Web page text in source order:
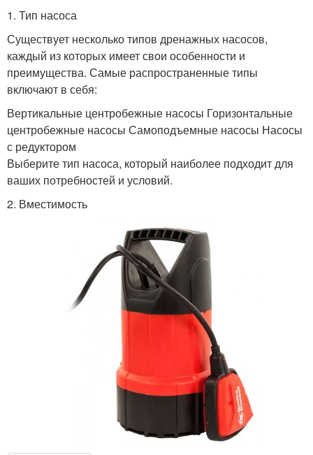
1. Тип насоса
Существует несколько типов дренажных насосов,
каждый из которых имеет свои особенности и
преимущества. Самые распространенные типы
включают в себя:
Вертикальные центробежные насосы Горизонтальные
центробежные насосы Самоподъемные насосы Насосы
с редуктором
Выберите тип насоса, который наиболее подходит для
ваших потребностей и условий.
2. Вместимость